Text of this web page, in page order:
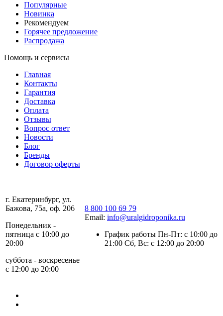
Популярные
Новинка
Рекомендуем
Горячее предложение
Распродажа
Помощь и сервисы
Главная
Контакты
Гарантия
Доставка
Оплата
Отзывы
Вопрос ответ
Новости
Блог
Бренды
Договор оферты
г. Екатеринбург, ул.
Бажова, 75а, оф. 206
Понедельник -
пятница с 10:00 до
20:00
суббота - воскресенье
с 12:00 до 20:00
8 800 100 69 79
Email: info@uralgidroponika.ru
График работы Пн-Пт: с 10:00 до
21:00 Сб, Вс: с 12:00 до 20:00